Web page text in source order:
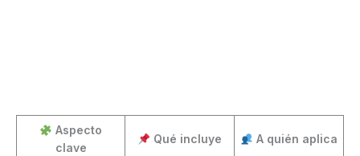
Aspecto
clave
Qué incluye A quién aplica